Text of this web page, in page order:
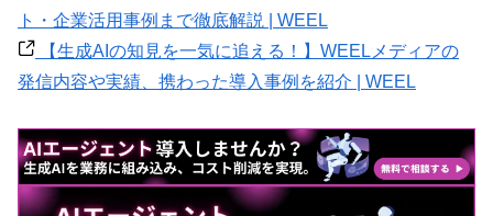
ト・企業活用事例まで徹底解説 | WEEL
【生成AIの知見を一気に追える！】WEELメディアの
発信内容や実績、携わった導入事例を紹介 | WEEL